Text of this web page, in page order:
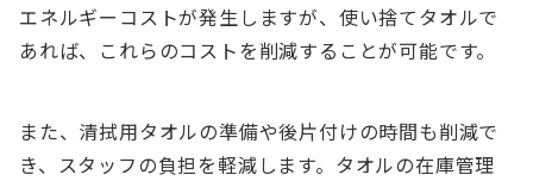
エネルギーコストが発生しますが、使い捨てタオルで
あれば、これらのコストを削減することが可能です。
また、清拭用タオルの準備や後片付けの時間も削減で
き、スタッフの負担を軽減します。タオルの在庫管理